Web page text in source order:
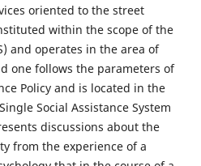
oriented to the street
within the scope of the
and operates in the area of
one follows the parameters of
Policy and is located in the
Social Assistance System
discussions about the
from the experience of a